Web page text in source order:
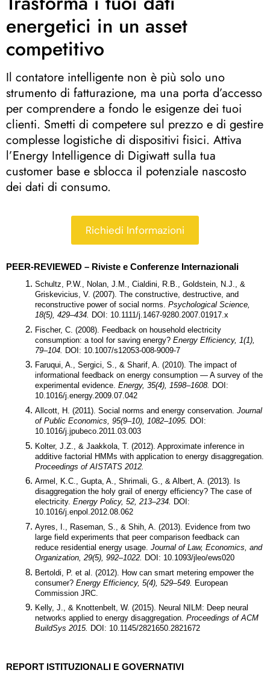
energetici in un asset
competitivo
Il contatore intelligente non è più solo uno
strumento di fatturazione, ma una porta d’accesso
per comprendere a fondo le esigenze dei tuoi
clienti. Smetti di competere sul prezzo e di gestire
complesse logistiche di dispositivi fisici. Attiva
l’Energy Intelligence di Digiwatt sulla tua
customer base e sblocca il potenziale nascosto
dei dati di consumo.
Richiedi Informazioni
PEER-REVIEWED – Riviste e Conferenze Internazionali
Schultz, P.W., Nolan, J.M., Cialdini, R.B., Goldstein, N.J., &
Griskevicius, V. (2007). The constructive, destructive, and
reconstructive power of social norms. Psychological Science,
18(5), 429–434. DOI: 10.1111/j.1467-9280.2007.01917.x
Fischer, C. (2008). Feedback on household electricity
consumption: a tool for saving energy? Energy Efficiency, 1(1),
79–104. DOI: 10.1007/s12053-008-9009-7
Faruqui, A., Sergici, S., & Sharif, A. (2010). The impact of
informational feedback on energy consumption — A survey of the
experimental evidence. Energy, 35(4), 1598–1608. DOI:
10.1016/j.energy.2009.07.042
Allcott, H. (2011). Social norms and energy conservation. Journal
of Public Economics, 95(9–10), 1082–1095. DOI:
10.1016/j.jpubeco.2011.03.003
Kolter, J.Z., & Jaakkola, T. (2012). Approximate inference in
Proceedings of AISTATS 2012.
Armel, K.C., Gupta, A., Shrimali, G., & Albert, A. (2013). Is
disaggregation the holy grail of energy efficiency? The case of
electricity. Energy Policy, 52, 213–234. DOI:
10.1016/j.enpol.2012.08.062
Ayres, I., Raseman, S., & Shih, A. (2013). Evidence from two
large field experiments that peer comparison feedback can
reduce residential energy usage. Journal of Law, Economics, and
Organization, 29(5), 992–1022.
DOI: 10.1093/jleo/ews020
Bertoldi, P. et al. (2012). How can smart metering empower the
consumer? Energy Efficiency, 5(4), 529–549. European
Commission JRC.
Kelly, J., & Knottenbelt, W. (2015). Neural NILM: Deep neural
networks applied to energy disaggregation. Proceedings of ACM
BuildSys 2015. DOI: 10.1145/2821650.2821672
REPORT ISTITUZIONALI E GOVERNATIVI